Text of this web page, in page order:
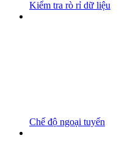
Kiểm tra rò rỉ dữ liệu
Chế độ ngoại tuyến